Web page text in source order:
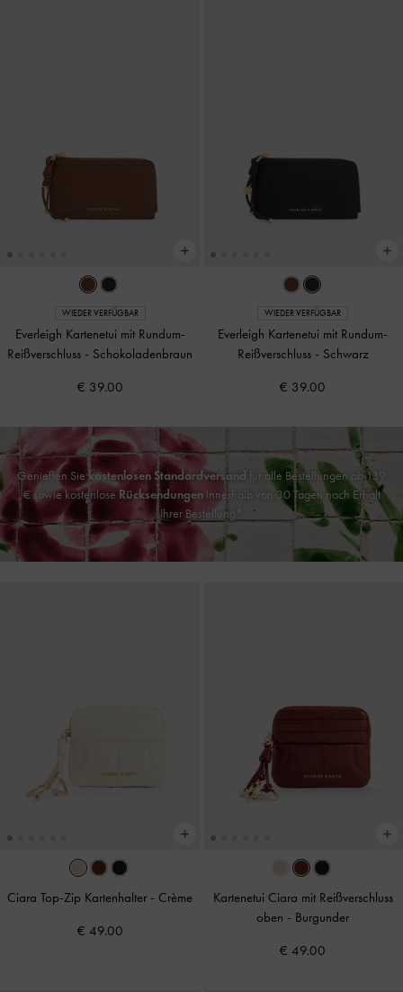
WIEDER VERFÜGBAR
Everleigh Kartenetui mit Rundum-
Reißverschluss - Schokoladenbraun
€ 39.00
WIEDER VERFÜGBAR
Everleigh Kartenetui mit Rundum-
Reißverschluss - Schwarz
€ 39.00
Genießen Siekostenlosen Standardversand für alle Bestellungen ab 139
€ sowie kostenlose Rücksendungeninnerhalb von 30 Tagen nach Erhalt
Ihrer Bestellung*
Ciara Top-Zip Kartenhalter - Crème
€ 49.00
Kartenetui Ciara mit Reißverschluss
oben - Burgunder
€ 49.00